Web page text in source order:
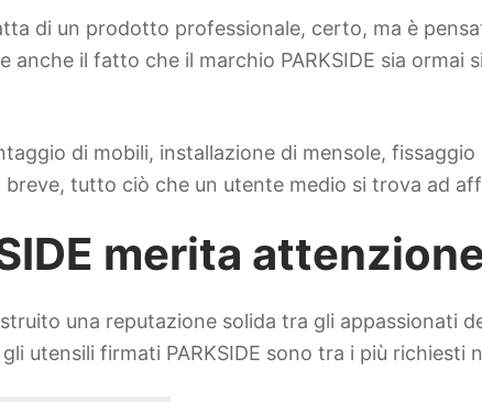
di un prodotto professionale, certo, ma è
il fatto che il marchio PARKSIDE sia ormai
di mobili, installazione di mensole, fissaggio
tutto ciò che un utente medio si trova ad
merita
una reputazione solida tra gli appassionati
firmati PARKSIDE sono tra i più richiesti